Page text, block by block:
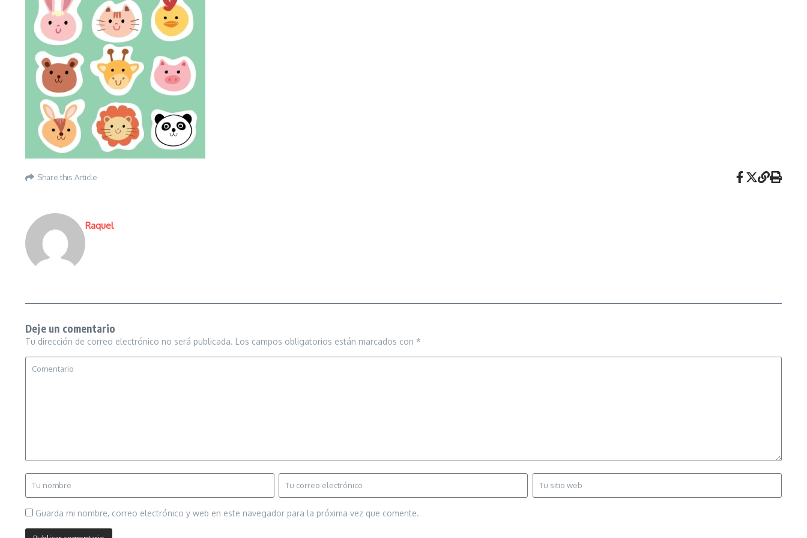
Share this Article
Raquel
Deje un comentario
Tu dirección de correo electrónico no será publicada. Los campos obligatorios están marcados con *
Guarda mi nombre, correo electrónico y web en este navegador para la próxima vez que comente.